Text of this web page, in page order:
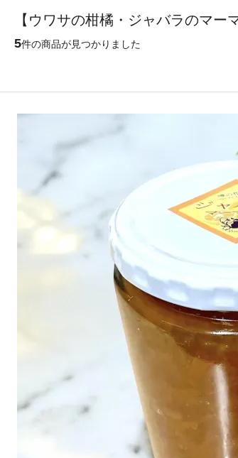
【ウワサの柑橘・ジャバラのマ
5件の商品が見つかりました